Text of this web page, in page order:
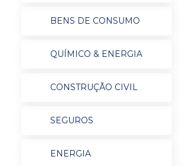
BENS DE CONSUMO
QUÍMICO & ENERGIA
CONSTRUÇÃO CIVIL
SEGUROS
ENERGIA